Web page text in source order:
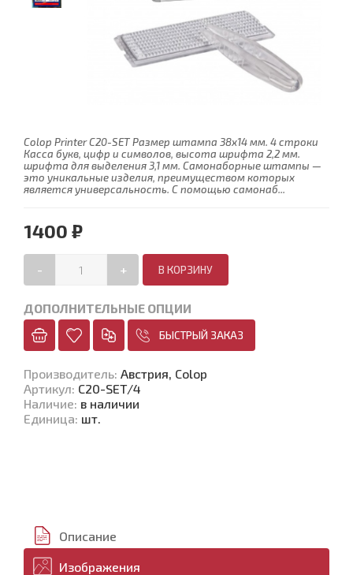
Colop Printer C20-SET Размер штампа 38х14 мм. 4 строки
Касса букв, цифр и символов, высота шрифта 2,2 мм.
шрифта для выделения 3,1 мм. Самонаборные штампы —
это уникальные изделия, преимуществом которых
является универсальность. С помощью самонаб...
1400 ₽
- +
ДОПОЛНИТЕЛЬНЫЕ ОПЦИИ
БЫСТРЫЙ ЗАКАЗ
Производитель: Австрия, Colop
Артикул: C20-SET/4
Наличие: в наличии
Единица: шт.
Описание
Изображения